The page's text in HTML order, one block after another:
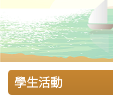
學生活動